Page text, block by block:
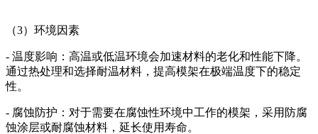
（3）环境因素
- 温度影响：高温或低温环境会加速材料的老化和性能下降。
通过热处理和选择耐温材料，提高模架在极端温度下的稳定
性。
- 腐蚀防护：对于需要在腐蚀性环境中工作的模架，采用防腐
蚀涂层或耐腐蚀材料，延长使用寿命。